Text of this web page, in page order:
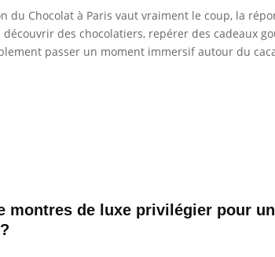
du Chocolat à Paris vaut vraiment le coup, la
des chocolatiers, repérer des cadeaux
passer un moment immersif autour du
montres de luxe privilégier pour